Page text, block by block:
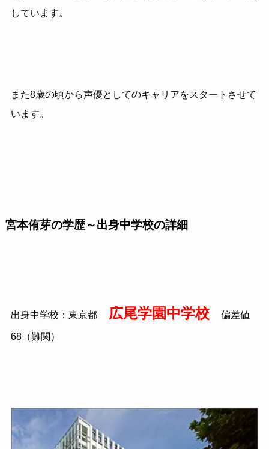
しています。
また8歳の頃から声優としてのキャリアをスタートさせて
います。
宮本侑芽の学歴～出身中学校の詳細
出身中学校：東京都 広尾学園中学校 偏差値
68（難関）